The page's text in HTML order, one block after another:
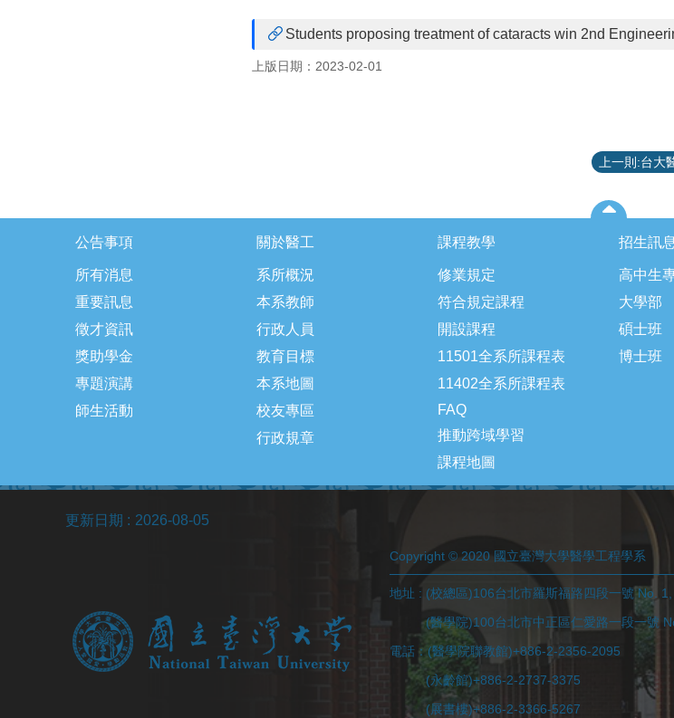
Students proposing treatment of cataracts win 2nd
上版日期：2023-02-01
公告事項
所有消息
重要訊息
徵才資訊
獎助學金
專題演講
師生活動
關於醫工
系所概況
本系教師
行政人員
教育目標
本系地圖
校友專區
行政規章
課程教學
修業規定
符合規定課程
開設課程
11501全系所課程表
11402全系所課程表
FAQ
推動跨域學習
課程地圖
招生訊息
高中生
大學部
碩士班
博士班
更新日期 2026-08-05
Copyright © 2020 國立臺灣大學醫學工程學系
地址 : (校總區)106台北市羅斯福路四段一號 No.
(醫學院)100台北市中正區仁愛路一段一號
電話：(醫學院聯教館)+886-2-2356-2095
(永齡館)+886-2-2737-3375
(展書樓)+886-2-3366-5267